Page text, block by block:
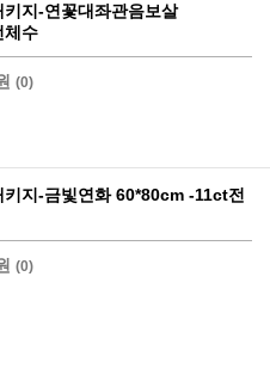
지-연꽃대좌관음보살
체수
(0)
지-금빛연화 60*80cm -11ct전
(0)